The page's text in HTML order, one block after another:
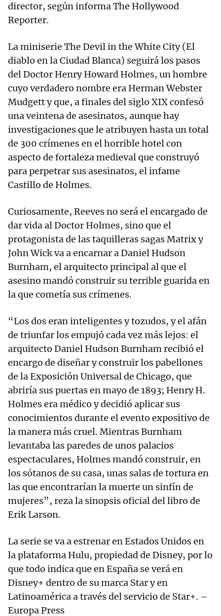
director, según informa The Hollywood
Reporter.
La miniserie The Devil in the White City (El
diablo en la Ciudad Blanca) seguirá los pasos
del Doctor Henry Howard Holmes, un hombre
cuyo verdadero nombre era Herman Webster
Mudgett y que, a finales del siglo XIX confesó
una veintena de asesinatos, aunque hay
investigaciones que le atribuyen hasta un total
de 300 crímenes en el horrible hotel con
aspecto de fortaleza medieval que construyó
para perpetrar sus asesinatos, el infame
Castillo de Holmes.
Curiosamente, Reeves no será el encargado de
dar vida al Doctor Holmes, sino que el
protagonista de las taquilleras sagas Matrix y
John Wick va a encarnar a Daniel Hudson
Burnham, el arquitecto principal al que el
asesino mandó construir su terrible guarida en
la que cometía sus crímenes.
“Los dos eran inteligentes y tozudos, y el afán
de triunfar los empujó cada vez más lejos: el
arquitecto Daniel Hudson Burnham recibió el
encargo de diseñar y construir los pabellones
de la Exposición Universal de Chicago, que
abriría sus puertas en mayo de 1893; Henry H.
Holmes era médico y decidió aplicar sus
conocimientos durante el evento expositivo de
la manera más cruel. Mientras Burnham
levantaba las paredes de unos palacios
espectaculares, Holmes mandó construir, en
los sótanos de su casa, unas salas de tortura en
las que encontrarían la muerte un sinfín de
mujeres”, reza la sinopsis oficial del libro de
Erik Larson.
La serie se va a estrenar en Estados Unidos en
la plataforma Hulu, propiedad de Disney, por lo
que todo indica que en España se verá en
Disney+ dentro de su marca Star y en
Latinoamérica a través del servicio de Star+. –
Europa Press